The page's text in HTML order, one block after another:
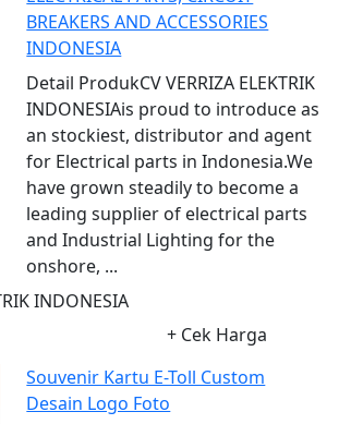
BREAKERS AND ACCESSORIES
INDONESIA
Detail ProdukCV VERRIZA ELEKTRIK
INDONESIAis proud to introduce as
an stockiest, distributor and agent
for Electrical parts in Indonesia.We
have grown steadily to become a
leading supplier of electrical parts
and Industrial Lighting for the
onshore, ...
INDONESIA
+ Cek Harga
Souvenir Kartu E-Toll Custom
Desain Logo Foto